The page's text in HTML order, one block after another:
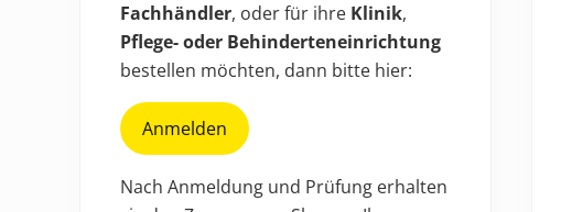
orthopädischen
Produkten
Fachhändler, oder für ihre Klinik,
Pflege- oder Behinderteneinrichtung
bestellen möchten, dann bitte hier:
Anmelden
Nach Anmeldung und Prüfung erhalten